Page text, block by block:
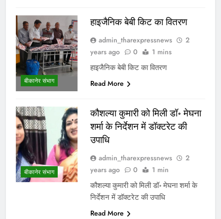
बीकानेर संभाग
हाइजैनिक बेबी किट का वितरण
admin_tharexpressnews
2
years ago
0 1 mins
हाइजैनिक बेबी किट का वितरण
Read More
बीकानेर संभाग
कौशल्या कुमारी को मिली डॉ॰ मेघना
शर्मा के निर्देशन में डॉक्टरेट की
उपाधि
admin_tharexpressnews
2
years ago
0 1 min
कौशल्या कुमारी को मिली डॉ॰ मेघना शर्मा के
निर्देशन में डॉक्टरेट की उपाधि
Read More